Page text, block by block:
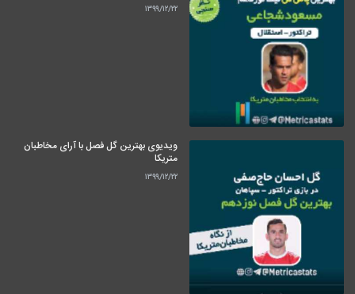
۱۳۹۹/۱۲/۲۲
ویدیوی بهترین گل فصل با آرای مخاطبان
متریکا
۱۳۹۹/۱۲/۲۲